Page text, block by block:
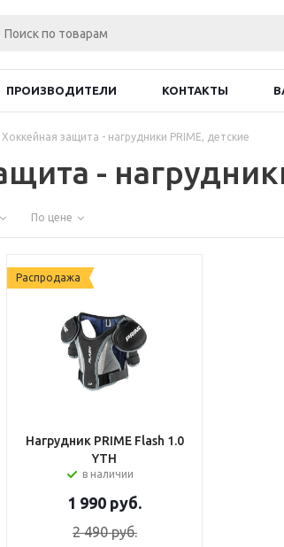
ПРОИЗВОДИТЕЛИ КОНТАКТЫ
Хоккейная защита - нагрудники PRIME, детские
-
По цене
Распродажа
Нагрудник PRIME Flash 1.0
YTH
в наличии
1 990 руб.
2 490руб.